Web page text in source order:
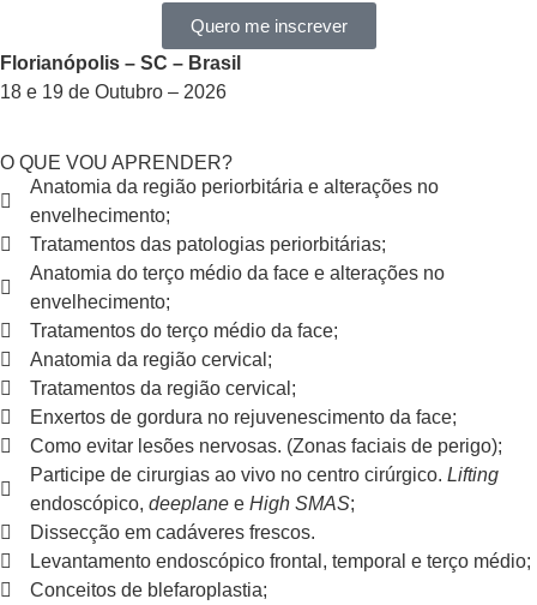
Quero me inscrever
Florianópolis – SC – Brasil
18 e 19 de Outubro – 2026
O QUE VOU APRENDER?
Anatomia da região periorbitária e alterações no
envelhecimento;
Tratamentos das patologias periorbitárias;
Anatomia do terço médio da face e alterações no
envelhecimento;
Tratamentos do terço médio da face;
Anatomia da região cervical;
Tratamentos da região cervical;
Enxertos de gordura no rejuvenescimento da face;
Como evitar lesões nervosas. (Zonas faciais de perigo);
Participe de cirurgias ao vivo no centro cirúrgico. Lifting
endoscópico, deeplane e High SMAS;
Dissecção em cadáveres frescos.
Levantamento endoscópico frontal, temporal e terço médio;
Conceitos de blefaroplastia;